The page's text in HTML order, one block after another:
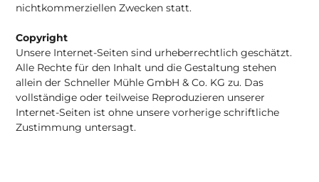
nichtkommerziellen Zwecken statt.
Copyright
Unsere Internet-Seiten sind urheberrechtlich geschätzt.
Alle Rechte für den Inhalt und die Gestaltung stehen
allein der Schneller Mühle GmbH & Co. KG zu. Das
vollständige oder teilweise Reproduzieren unserer
Internet-Seiten ist ohne unsere vorherige schriftliche
Zustimmung untersagt.